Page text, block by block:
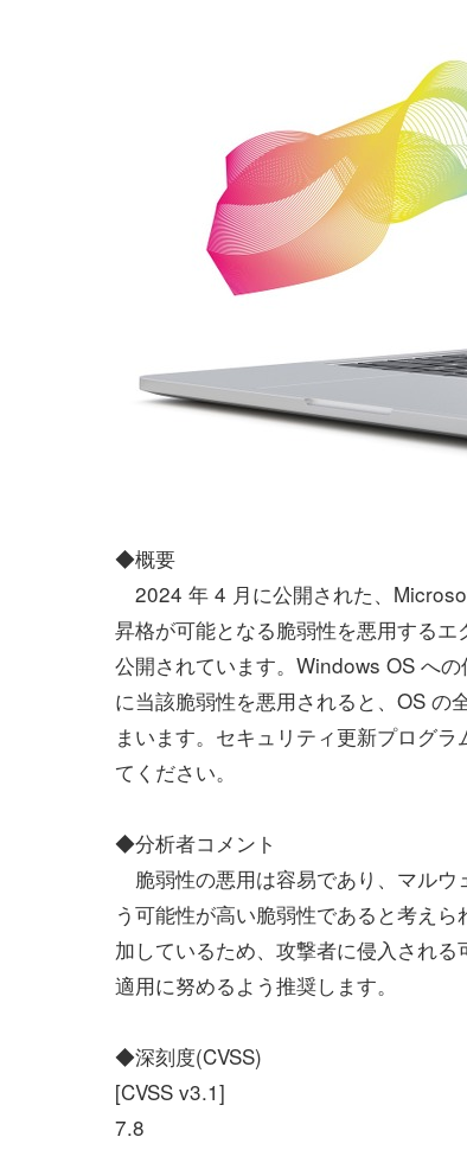
◆概要
2024 年 4 月に公開された、
昇格が可能となる脆弱性を悪用する
公開されています。Windows OS へ
に当該脆弱性を悪用されると、OS の
まいます。セキュリティ更新プログ
てください。
◆分析者コメント
脆弱性の悪用は容易であり、マルウ
う可能性が高い脆弱性であると考え
加しているため、攻撃者に侵入され
適用に努めるよう推奨します。
◆深刻度(CVSS)
[CVSS v3.1]
7.8